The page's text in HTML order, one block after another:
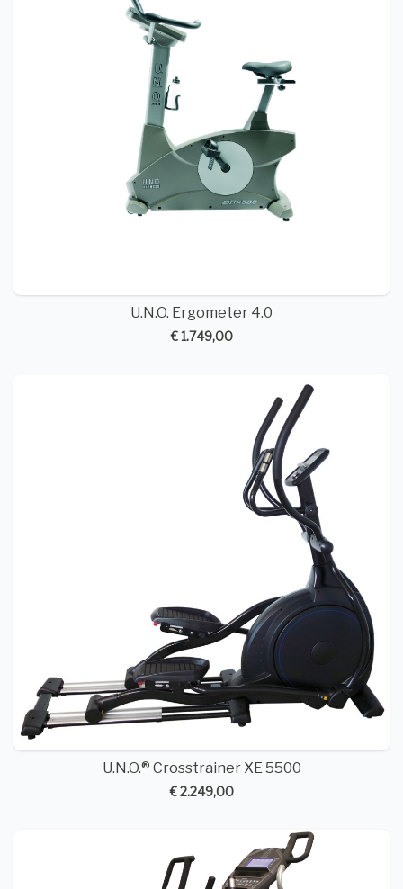
U.N.O. Ergometer 4.0
€ 1.749,00
U.N.O.® Crosstrainer XE 5500
€ 2.249,00